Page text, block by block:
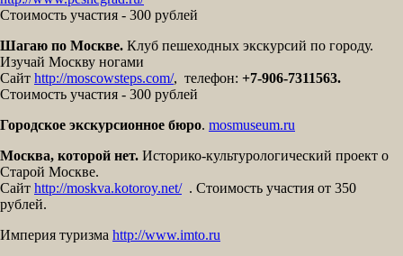
Стоимость участия - 300 рублей
Шагаю по Москве. Клуб пешеходных экскурсий по городу.
Изучай Москву ногами
Сайт http://moscowsteps.com/, телефон: +7-906-7311563.
Стоимость участия - 300 рублей
Городское экскурсионное бюро. mosmuseum.ru
Москва, которой нет. Историко-культурологический проект о
Cтарой Москве.
Сайт http://moskva.kotoroy.net/. Стоимость участия от 350
рублей.
Империя туризма http://www.imto.ru